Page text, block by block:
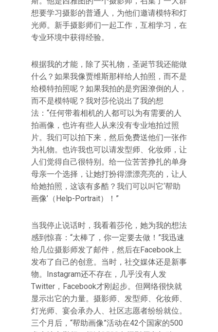
想要学习摄影的普通人，为他们邀请模特和灯
光师。新手摄影师们一起工作，互相学习，在
专业环境中获得经验。
根据我的才能，除了买礼物，圣诞节我还能做
什么？如果我像贾维斯那样给人拍照，而不是
给模特拍照呢？如果我拍的是穷困潦倒的人，
而不是模特呢？我对莎伦说出了我的想
法：“任何带着相机的人都可以为有需要的人
拍画像，也许有些人从来没有专业地拍过照
片。我们可以拍下来，然后免费送他们一张作
为礼物。也许我也可以请发型师、化妆师，让
人们觉得自己很特别。给一位苦苦挣扎的单身
母亲一个选择，让她打扮得漂漂亮亮的，让人
给她拍照，这该有多酷？我们可以叫它‘帮助
画像’（Help-Portrait）！”
当我停止说话时，我看着莎伦，她为我的想法
感到惊喜：“太棒了，你一定要去做！”我迅速
给几位摄影师发了邮件，然后在Facebook上
发布了自己的创意。当时，社交媒体还是新事
物。Instagram还不存在，几乎没有人发
Twitter，Facebook才刚起步。但网络很快就
显示出它的力量。摄影师、发型师、化妆师、
灯光师、宴会承办人、社区志愿者纷纷就位。
三个月后，“帮助画像”活动在42个国家的500